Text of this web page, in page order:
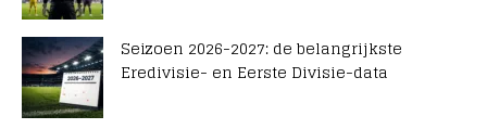
Seizoen 2026-2027: de belangrijkste
Eredivisie- en Eerste Divisie-data